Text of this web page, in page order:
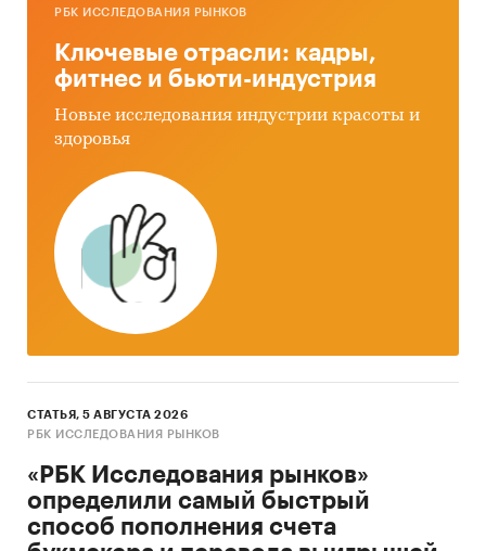
РБК ИССЛЕДОВАНИЯ РЫНКОВ
Ключевые отрасли: кадры,
фитнес и бьюти-индустрия
Новые исследования индустрии красоты и
здоровья
СТАТЬЯ, 5 АВГУСТА 2026
РБК ИССЛЕДОВАНИЯ РЫНКОВ
«РБК Исследования рынков»
определили самый быстрый
способ пополнения счета